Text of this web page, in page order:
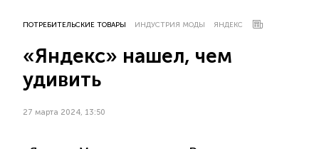
ПОТРЕБИТЕЛЬСКИЕ ТОВАРЫ ИНДУСТРИЯ МОДЫ ЯНДЕКС
«Яндекс» нашел, чем
удивить
27 марта 2024, 13:50